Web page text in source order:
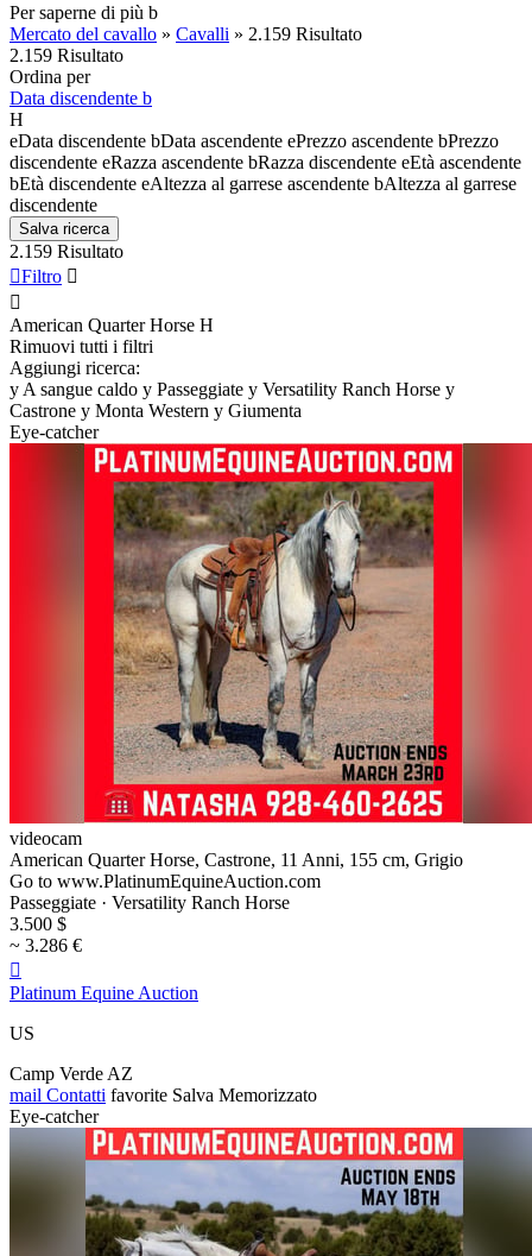
Per saperne di più b
Mercato del cavallo » Cavalli » 2.159 Risultato
2.159 Risultato
Ordina per
Data discendente b
H
eData discendente bData ascendente ePrezzo ascendente bPrezzo
discendente eRazza ascendente bRazza discendente eEtà ascendente
bEtà discendente eAltezza al garrese ascendente bAltezza al garrese
discendente
Salva ricerca
2.159 Risultato
Filtro 

American Quarter Horse H
Rimuovi tutti i filtri
Aggiungi ricerca:
y A sangue caldo y Passeggiate y Versatility Ranch Horse y
Castrone y Monta Western y Giumenta
Eye-catcher
videocam
American Quarter Horse, Castrone, 11 Anni, 155 cm, Grigio
Go to www.PlatinumEquineAuction.com
Passeggiate · Versatility Ranch Horse
3.500 $
~ 3.286 €

Platinum Equine Auction
US
Camp Verde AZ
mail Contatti favorite Salva Memorizzato
Eye-catcher